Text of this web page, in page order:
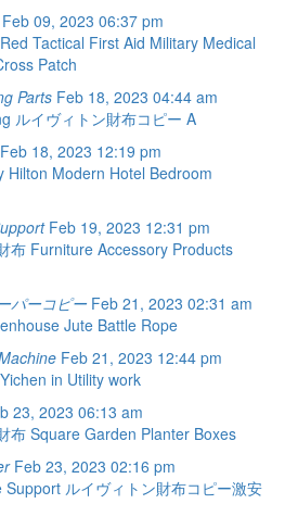
Feb 09, 2023 06:37 pm
Red Tactical First Aid Military Medical
Patch
Parts Feb 18, 2023 04:44 am
ルイヴィトン財布コピー A
Feb 18, 2023 12:19 pm
Hilton Modern Hotel Bedroom
Feb 19, 2023 12:31 pm
布 Furniture Accessory Products
パーコピー Feb 21, 2023 02:31 am
Jute Battle Rope
Feb 21, 2023 12:44 pm
Yichen in Utility work
23, 2023 06:13 am
布 Square Garden Planter Boxes
Feb 23, 2023 02:16 pm
Support ルイヴィトン財布コピー激安